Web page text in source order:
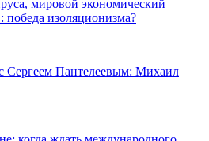
мировой экономический
изоляционизма?
Сергеем Пантелеевым: Михаил